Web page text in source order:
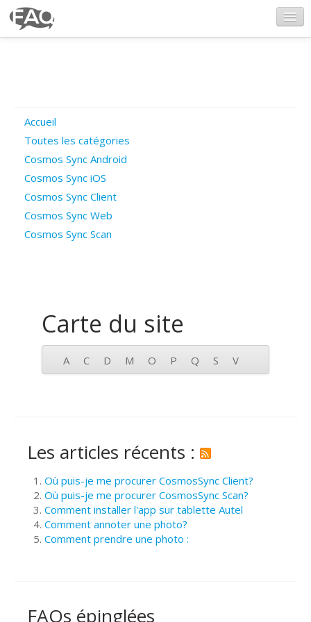
Poser une question
Questions ouvertes
Connexion
Accueil
Toutes les catégories
Cosmos Sync Android
Cosmos Sync iOS
Cosmos Sync Client
Cosmos Sync Web
Cosmos Sync Scan
Carte du site
A C D M O P Q S V
Les articles récents :
Où puis-je me procurer CosmosSync Client?
Où puis-je me procurer CosmosSync Scan?
Comment installer l'app sur tablette Autel
Comment annoter une photo?
Comment prendre une photo :
FAQs épinglées